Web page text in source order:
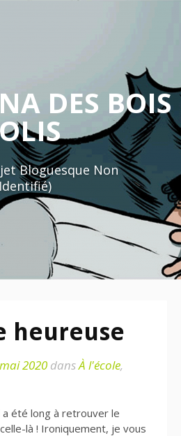
DES BOIS
Bloguesque Non
Identifié)
heureuse
2020 dansÀ l'école,
été long à retrouver le
là ! Ironiquement, je vous